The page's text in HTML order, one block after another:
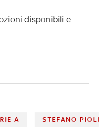
disponibili e
A STEFANO